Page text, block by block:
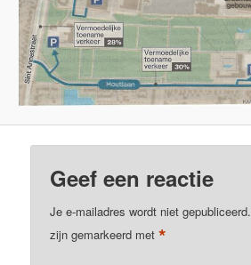
Geef een reactie
Je e-mailadres wordt niet gepubliceerd.
zijn gemarkeerd met*